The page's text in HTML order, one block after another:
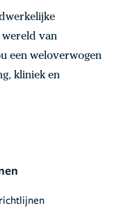
van
een weloverwogen
kliniek en